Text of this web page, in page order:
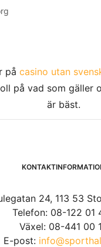
på casino utan
på vad som gäller
är bäst.
24, 113 53
Telefon: 08-122 01
Växel: 08-441 00
E-post: